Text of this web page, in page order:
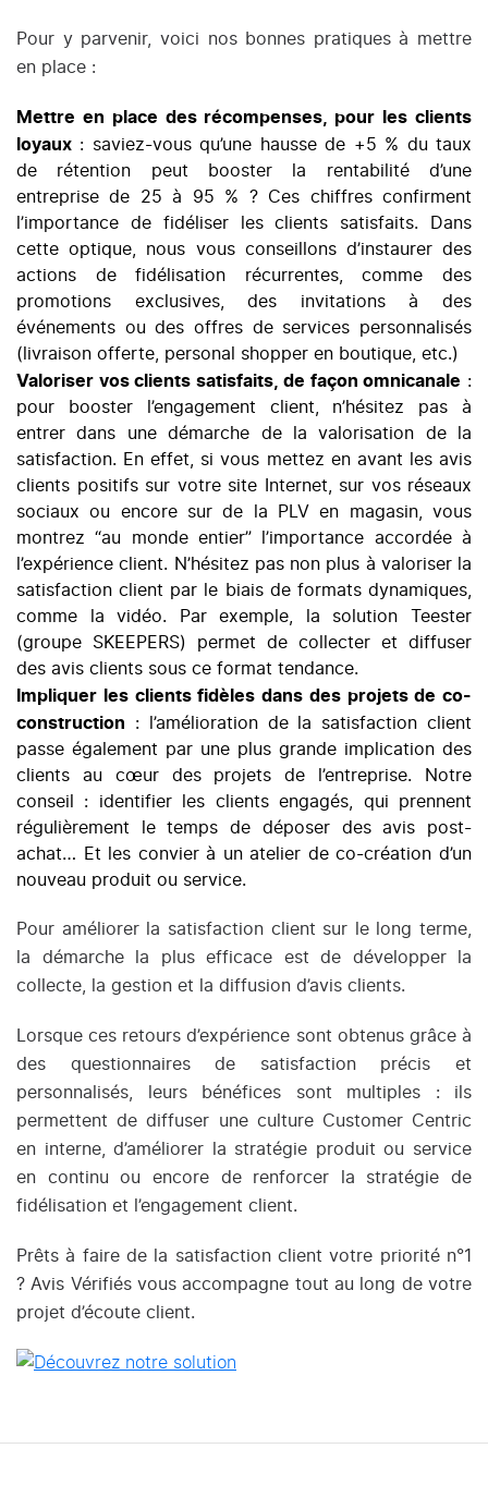
Pour y parvenir, voici nos bonnes pratiques à mettre
en place :
Mettre en place des récompenses, pour les clients
loyaux : saviez-vous qu’une hausse de +5 % du taux
de rétention peut booster la rentabilité d’une
entreprise de 25 à 95 % ? Ces chiffres confirment
l’importance de fidéliser les clients satisfaits. Dans
cette optique, nous vous conseillons d’instaurer des
actions de fidélisation récurrentes, comme des
promotions exclusives, des invitations à des
événements ou des offres de services personnalisés
(livraison offerte, personal shopper en boutique, etc.)
Valoriser vos clients satisfaits, de façon omnicanale :
pour
booster l’engagement client , n’hésitez pas à
entrer dans une démarche de la valorisation de la
satisfaction. En effet, si vous mettez en avant les avis
clients positifs sur votre site Internet, sur vos réseaux
sociaux ou encore sur de la PLV en magasin, vous
montrez “au monde entier” l’importance accordée à
l’expérience client. N’hésitez pas non plus à valoriser la
satisfaction client par le biais de formats dynamiques,
comme la vidéo. Par exemple, la solution Teester
(groupe SKEEPERS) permet de collecter et diffuser
des avis clients sous ce format tendance.
Impliquer les clients fidèles dans des projets de co-
construction : l’amélioration de la satisfaction client
passe également par une plus grande implication des
clients au cœur des projets de l’entreprise. Notre
conseil : identifier les clients engagés, qui prennent
régulièrement le temps de déposer des avis post-
achat… Et les convier à un atelier de co-création d’un
nouveau produit ou service.
Pour améliorer la satisfaction client sur le long terme,
la démarche la plus efficace est de développer la
collecte, la gestion et la diffusion d’avis clients.
Lorsque ces retours d’expérience sont obtenus grâce à
des questionnaires de satisfaction précis et
personnalisés, leurs bénéfices sont multiples : ils
permettent de diffuser une culture Customer Centric
en interne, d’améliorer la stratégie produit ou service
en continu ou encore de renforcer la stratégie de
fidélisation et l’engagement client.
Prêts à faire de la satisfaction client votre priorité n°1
? Avis Vérifiés vous accompagne tout au long de votre
projet d’écoute client.